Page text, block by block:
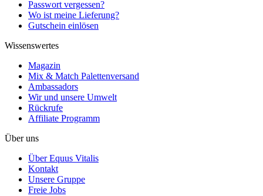
Passwort vergessen?
Wo ist meine Lieferung?
Gutschein einlösen
Wissenswertes
Magazin
Mix & Match Palettenversand
Ambassadors
Wir und unsere Umwelt
Rückrufe
Affiliate Programm
Über uns
Über Equus Vitalis
Kontakt
Unsere Gruppe
Freie Jobs